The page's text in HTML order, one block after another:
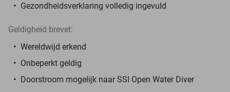
Gezondheidsverklaring volledig ingevuld
Geldigheid brevet:
Wereldwijd erkend
Onbeperkt geldig
Doorstroom mogelijk naar SSI Open Water Diver